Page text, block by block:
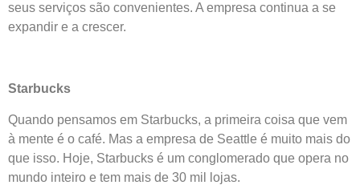
seus serviços são convenientes. A empresa continua a se
expandir e a crescer.
Starbucks
Quando pensamos em Starbucks, a primeira coisa que vem
à mente é o café. Mas a empresa de Seattle é muito mais do
que isso. Hoje, Starbucks é um conglomerado que opera no
mundo inteiro e tem mais de 30 mil lojas.